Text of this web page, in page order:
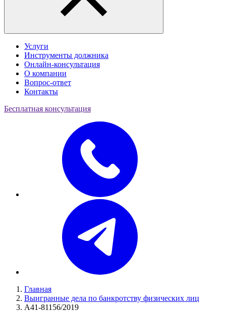
Услуги
Инструменты должника
Онлайн-консультация
О компании
Вопрос-ответ
Контакты
Бесплатная консультация
Главная
Выигранные дела по банкротству физических лиц
А41-81156/2019